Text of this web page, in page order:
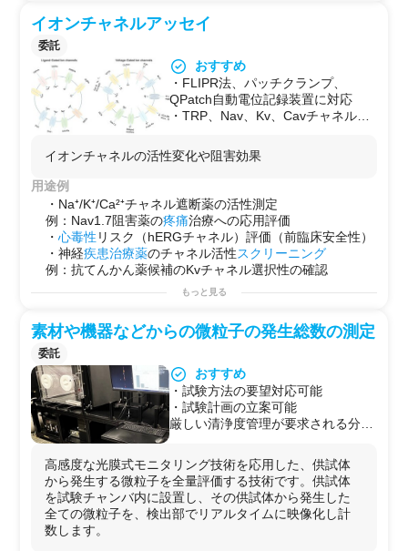
・パック分解→解析→スポット溶接
でワンストップで完結。
・中国語（数名在籍）・英語・韓国
語対応。海外メーカーとの技術的な
やりとりも仲介可能。
◆受託可能な解析内容
断層像）：内部構造確認・異常箇所
部位の特定・充放電中の温度変化記
録
・インピーダンス解析（AC-IR）：
劣化・内部短絡の傾向確認
・BMS回路波形解析：電池パック制
御基板の不具合解析
ット溶接による復旧
・デジタル顕微鏡による拡大目視解
・市場で不具合が発生した
リチウムイオン電池
原因究明
・海外製
の国内解析代行
・充電器・電池 パックの誤動作・発熱原因の特定
・モバイルバッテリーの安全性確認・品質問題の解析
・電池 パック制御基板 （BMS）の不具合診断
・海外企業の日本国内代行解析
X線 CT単体：最短当日〜数日
複合解析（複数手法組み合わせ）：1〜2週間程度（要相
談）
イオンチャネルアッセイ
委託
おすすめ
・FLIPR法、パッチクランプ、
QPatch自動電位記録装置に対応
・TRP、Nav、Kv、Cavチャネルな
・薬物のチャネル遮断効果、活性化
効果をリアルタイム測定
（例：抗てんかん、抗不整脈）
・試験方法の要望対応可能
・試験計画の立案可能
イオンチャネルの活性変化や阻害効果
用途例
・Na⁺/K⁺/Ca²⁺チャネル遮断薬の活性測定
例：Nav1.7阻害薬の疼痛治療への応用評価
・心毒性 リスク（hERGチャネル）評価（前臨床安全性）
・神経疾患治療薬のチャネル活性スクリーニング
例：抗てんかん薬候補のKvチャネル選択性の確認
もっと見る
素材や機器などからの微粒子の発生総数の測定
委託
おすすめ
・試験方法の要望対応可能
・試験計画の立案可能
厳しい清浄度管理が要求される分野
することができます。高速サンプリ
ング技術により、応答性の高い測定
が可能です。発生量に時間変化があ
る試験体も、その変化を忠実に計測
できます。個数データとともに微粒
高感度な光膜式モニタリング技術を応用した、供試体
から発生する微粒子を全量評価する技術です。供試体
を試験チャンバ内に設置し、その供試体から発生した
全ての微粒子を、検出部でリアルタイムに映像化し計
数します。